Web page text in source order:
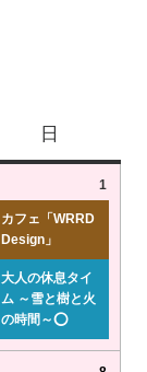
日
1
カフェ「WRRD
Design」
大人の休息タイ
ム ～雪と樹と火
の時間～⭕